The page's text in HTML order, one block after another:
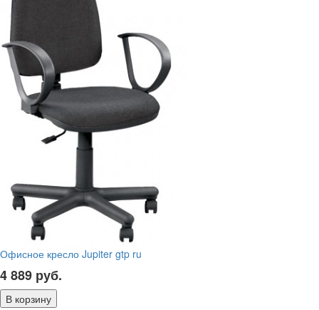
Офисное кресло Jupiter gtp ru
4 889 руб.